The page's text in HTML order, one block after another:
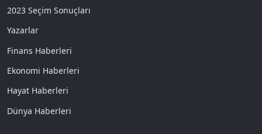
2023 Seçim Sonuçları
Yazarlar
Finans Haberleri
Ekonomi Haberleri
Hayat Haberleri
Dünya Haberleri